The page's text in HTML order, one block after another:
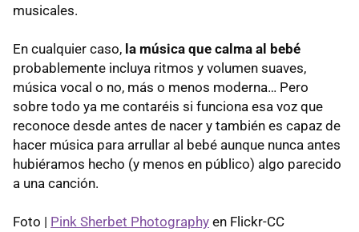
musicales.
En cualquier caso, la música que calma al bebé
probablemente incluya ritmos y volumen suaves,
música vocal o no, más o menos moderna… Pero
sobre todo ya me contaréis si funciona esa voz que
reconoce desde antes de nacer y también es capaz de
hacer música para arrullar al bebé aunque nunca antes
hubiéramos hecho (y menos en público) algo parecido
a una canción.
Foto | Pink Sherbet Photography en Flickr-CC